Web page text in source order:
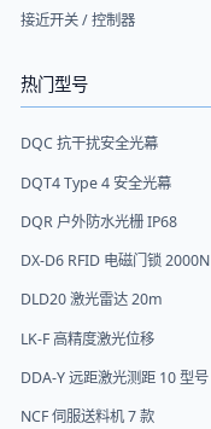
接近开关 / 控制器
热门型号
DQC 抗干扰安全光幕
DQT4 Type 4 安全光幕
DQR 户外防水光栅 IP68
DX-D6 RFID 电磁门锁 2000N
DLD20 激光雷达 20m
LK-F 高精度激光位移
DDA-Y 远距激光测距 10 型号
NCF 伺服送料机 7 款